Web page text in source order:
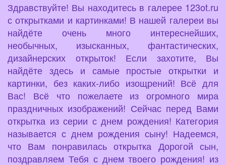
Здравствуйте! Вы находитесь в галерее 123ot.ru
с открытками и картинками! В нашей галереи вы
найдёте очень много интереснейших,
необычных, изысканных, фантастических,
дизайнерских открыток! Если захотите, Вы
найдёте здесь и самые простые открытки и
картинки, без каких-либо изощрений! Всё для
Вас! Всё что пожелаете из огромного мира
праздничных изображений! Сейчас перед Вами
открытка из серии с днем рождения! Категория
называется с днем рождения сыну! Надеемся,
что Вам понравилась открытка Дорогой сын,
поздравляем Тебя с днем твоего рождения! из